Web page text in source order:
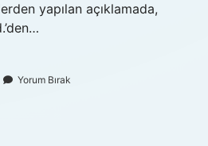
yapılan açıklamada,
Yorum Bırak